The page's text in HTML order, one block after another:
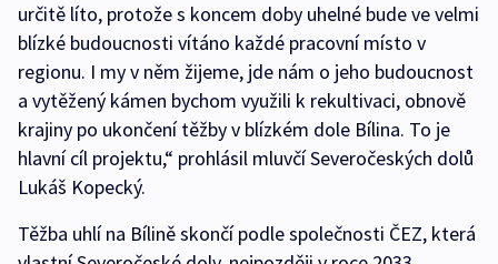
určitě líto, protože s koncem doby uhelné bude ve velmi
blízké budoucnosti vítáno každé pracovní místo v
regionu. I my v něm žijeme, jde nám o jeho budoucnost
a vytěžený kámen bychom využili k rekultivaci, obnově
krajiny po ukončení těžby v blízkém dole Bílina. To je
hlavní cíl projektu,“ prohlásil mluvčí Severočeských dolů
Lukáš Kopecký.
Těžba uhlí na Bílině skončí podle společnosti ČEZ, která